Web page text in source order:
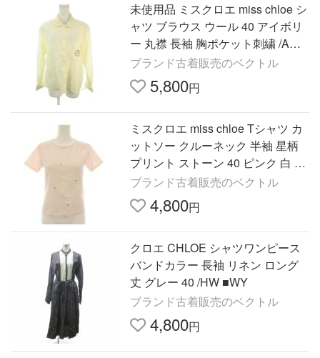
未使用品 ミスクロエ miss chloe シ
ャツ ブラウス ウール 40 アイボリ
ー 丸襟 長袖 胸ポケット刺繍 /AH2
1 ■ECC004 レディース
ブランド古着販売のベクトル
5,800円
ミスクロエ miss chloe Tシャツ カ
ットソー クルーネック 半袖 星柄
プリント ストーン 40 ピンク 白 53
0-53491 ■GY09 レディース
ブランド古着販売のベクトル
4,800円
クロエ CHLOE シャツワンピース
バンドカラー 長袖 リネン ロング
丈 グレー 40 /HW ■WY
ブランド古着販売のベクトル
4,800円